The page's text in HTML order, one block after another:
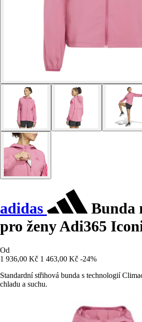
adidas
Bunda
pro ženy Adi365
Od
1 936,00 Kč 1 463,00 Kč -24%
Standardní střihová bunda s technologií
chladu a suchu.